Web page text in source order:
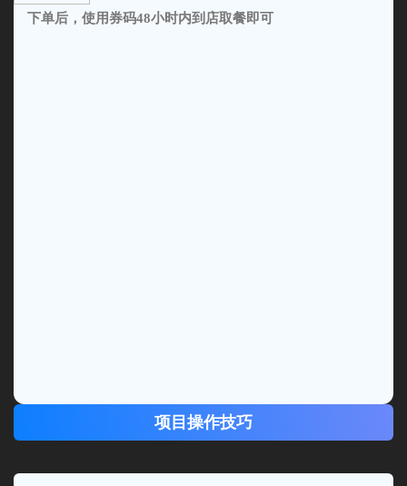
下单后，使用券码48小时内到店取餐即可
项目操作技巧